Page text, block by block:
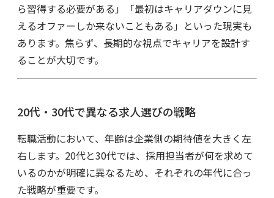
ら習得する必要がある」「最初はキャリアダウンに見
えるオファーしか来ないこともある」といった現実も
あります。焦らず、長期的な視点でキャリアを設計す
ることが大切です。
20代・30代で異なる求人選びの戦略
転職活動において、年齢は企業側の期待値を大きく左
右します。20代と30代では、採用担当者が何を求めて
いるのかが明確に異なるため、それぞれの年代に合っ
た戦略が重要です。